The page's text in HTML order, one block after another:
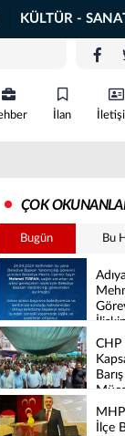
KÜLTÜR -
İlan
ÇOK
Bugün Bu
CHP
İlçe